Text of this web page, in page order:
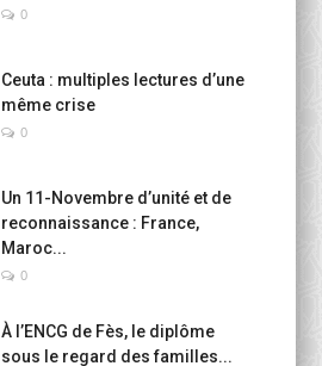
0
Ceuta : multiples lectures d’une
même crise
0
Un 11-Novembre d’unité et de
reconnaissance : France,
Maroc...
0
À l’ENCG de Fès, le diplôme
sous le regard des familles...